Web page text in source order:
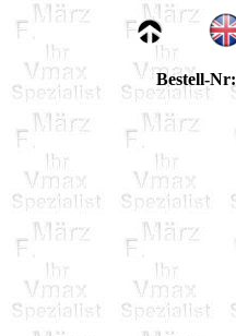
Bestell-Nr: